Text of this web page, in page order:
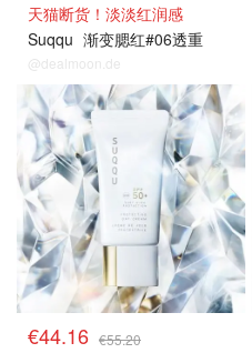
天猫断货！淡淡红润感
Suqqu 渐变腮红#06透重
@dealmoon.de
€44.16 €55.20